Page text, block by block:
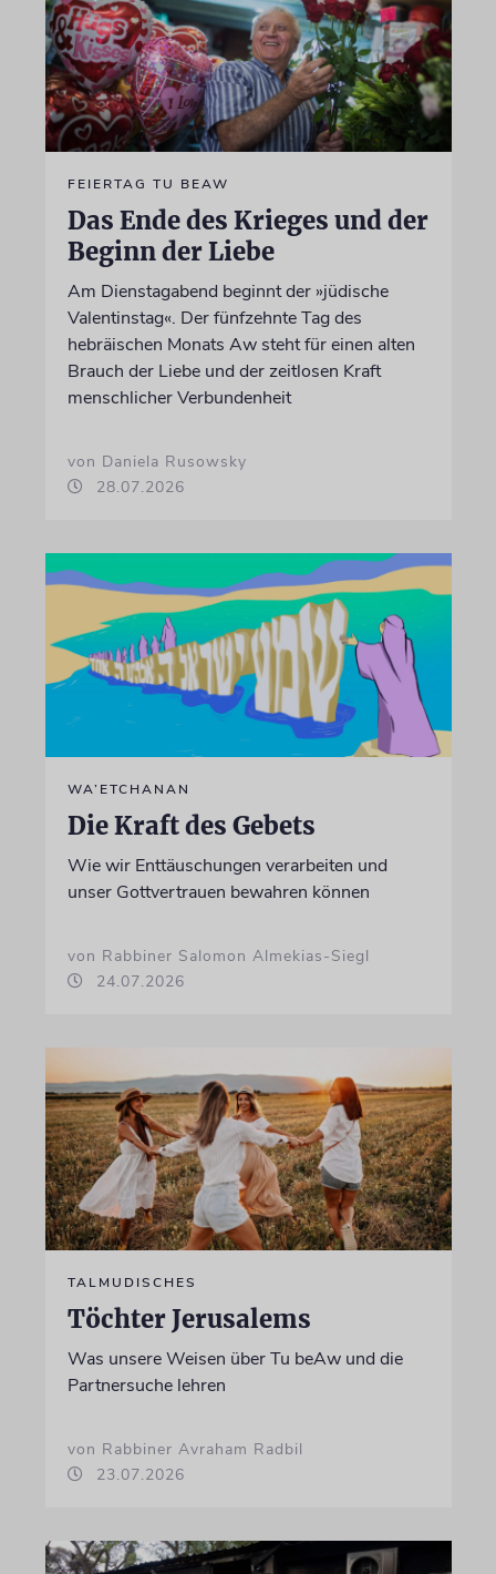
FEIERTAG TU BEAW
Das Ende des Krieges und der
Beginn der Liebe
Am Dienstagabend beginnt der »jüdische
Valentinstag«. Der fünfzehnte Tag des
hebräischen Monats Aw steht für einen alten
Brauch der Liebe und der zeitlosen Kraft
menschlicher Verbundenheit
von Daniela Rusowsky
28.07.2026
WA’ETCHANAN
Die Kraft des Gebets
Wie wir Enttäuschungen verarbeiten und
unser Gottvertrauen bewahren können
von Rabbiner Salomon Almekias-Siegl
24.07.2026
TALMUDISCHES
Töchter Jerusalems
Was unsere Weisen über Tu beAw und die
Partnersuche lehren
von Rabbiner Avraham Radbil
23.07.2026